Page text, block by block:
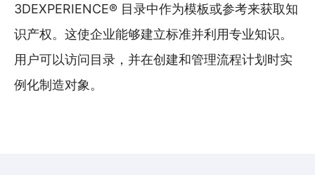
3DEXPERIENCE® 目录中作为模板或参考来获取知
识产权。这使企业能够建立标准并利用专业知识。
用户可以访问目录，并在创建和管理流程计划时实
例化制造对象。